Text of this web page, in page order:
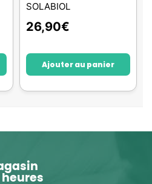
SOLABIOL
26,90€
Ajouter au panier
heures